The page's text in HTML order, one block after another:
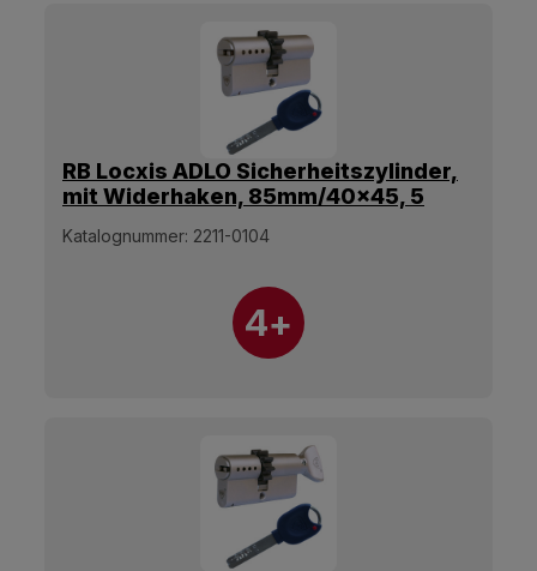
RB Locxis ADLO Sicherheitszylinder,
mit Widerhaken, 85mm/40x45, 5
Katalognummer: 2211-0104
4+